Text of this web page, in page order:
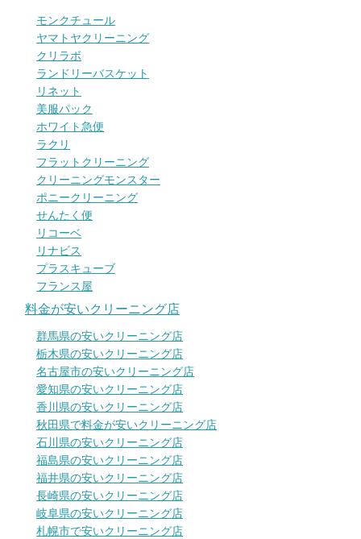
モンクチュール
ヤマトヤクリーニング
クリラボ
ランドリーバスケット
リネット
美服パック
ホワイト急便
ラクリ
フラットクリーニング
クリーニングモンスター
ポニークリーニング
せんたく便
リコーベ
リナビス
プラスキューブ
フランス屋
料金が安いクリーニング店
群馬県の安いクリーニング店
栃木県の安いクリーニング店
名古屋市の安いクリーニング店
愛知県の安いクリーニング店
香川県の安いクリーニング店
秋田県で料金が安いクリーニング店
石川県の安いクリーニング店
福島県の安いクリーニング店
福井県の安いクリーニング店
長崎県の安いクリーニング店
岐阜県の安いクリーニング店
札幌市で安いクリーニング店